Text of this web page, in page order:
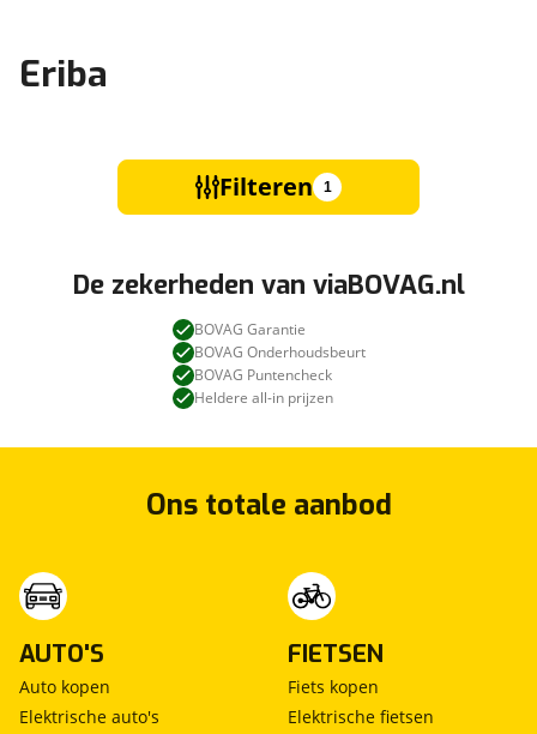
Eriba
Filteren 1
De zekerheden van viaBOVAG.nl
BOVAG Garantie
BOVAG Onderhoudsbeurt
BOVAG Puntencheck
Heldere all-in prijzen
Ons totale aanbod
AUTO'S
Auto kopen
Elektrische auto's
FIETSEN
Fiets kopen
Elektrische fietsen